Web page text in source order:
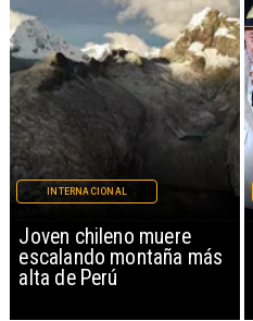
Brasil reduce contacto
diplomático con
Argentina por dichos de
INTERNACIONAL